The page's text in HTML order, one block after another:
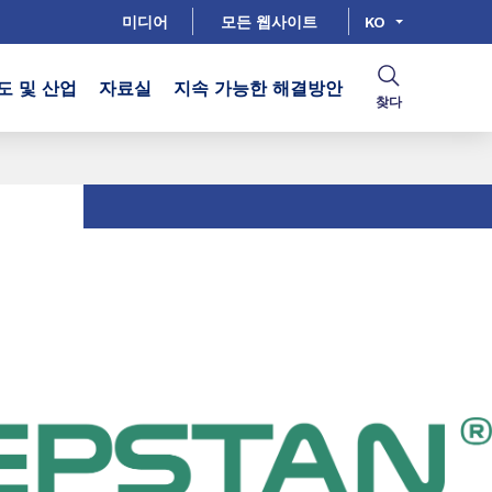
미디어 모든 웹사이트 KO
및 산업 자료실 지속 가능한 해결방안
찾다